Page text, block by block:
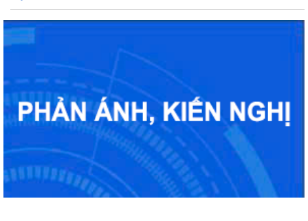
Tuyển chọn thực sinh nam đi thực tập kỹ thuật tại Nhật Bản (Tháng
8/2026)
Rút ngắn thời gian giải quyết 7 thủ tục hộ kinh doanh
Lãnh đạo Sở Nội vụ Hải Phòng đối thoại với 130 doanh nghiệp
Hải Phòng giảm thời gian giải quyết từ 50% trở lên hơn 1.900 thủ tục